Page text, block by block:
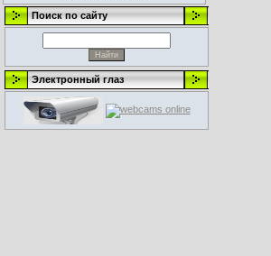
Поиск по сайту
Электронный глаз